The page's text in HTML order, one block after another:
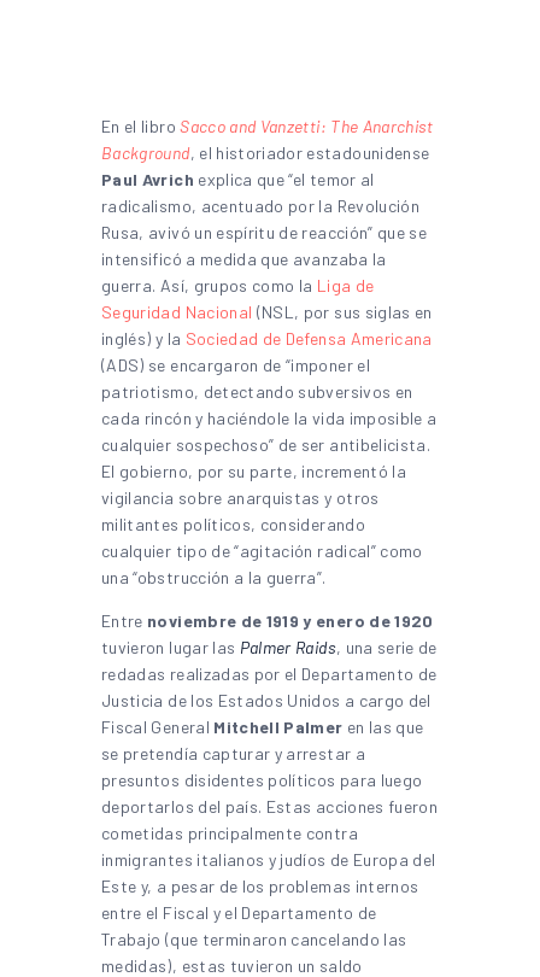
En el libroSacco and Vanzetti: The Anarchist
Background, el historiador estadounidense
Paul Avrich explica que “el temor al
radicalismo, acentuado por la Revolución
Rusa, avivó un espíritu de reacción” que se
intensificó a medida que avanzaba la
guerra. Así, grupos como la Liga de
Seguridad Nacional (NSL, por sus siglas en
inglés) y la Sociedad de Defensa Americana
(ADS) se encargaron de “imponer el
patriotismo, detectando subversivos en
cada rincón y haciéndole la vida imposible a
cualquier sospechoso” de ser antibelicista.
El gobierno, por su parte, incrementó la
vigilancia sobre anarquistas y otros
militantes políticos, considerando
cualquier tipo de “agitación radical” como
una “obstrucción a la guerra”.
Entre noviembre de 1919 y enero de 1920
tuvieron lugar las Palmer Raids, una serie de
redadas realizadas por el Departamento de
Justicia de los Estados Unidos a cargo del
Fiscal General Mitchell Palmer en las que
se pretendía capturar y arrestar a
presuntos disidentes políticos para luego
deportarlos del país. Estas acciones fueron
cometidas principalmente contra
inmigrantes italianos y judíos de Europa del
Este y, a pesar de los problemas internos
entre el Fiscal y el Departamento de
Trabajo (que terminaron cancelando las
medidas), estas tuvieron un saldo